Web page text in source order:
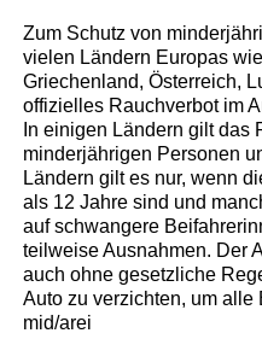
Zum Schutz von
vielen Ländern Europas
Griechenland, Österreich,
offizielles Rauchverbot im
In einigen Ländern gilt das
minderjährigen Personen
Ländern gilt es nur, wenn
als 12 Jahre sind und
auf schwangere
teilweise Ausnahmen. Der
auch ohne gesetzliche
Auto zu verzichten, um alle
mid/arei